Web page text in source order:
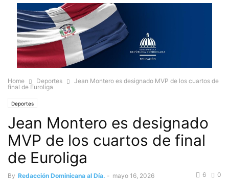
Home Deportes
Jean Montero es designado MVP de los cuartos de
final de Euroliga
Deportes
Jean Montero es designado
MVP de los cuartos de final
de Euroliga
By Redacción Dominicana al Día. - mayo 16, 2026 0
6